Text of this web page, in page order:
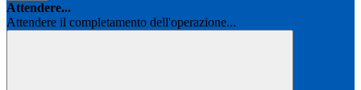
Attendere...
Attendere il completamento dell'operazione...